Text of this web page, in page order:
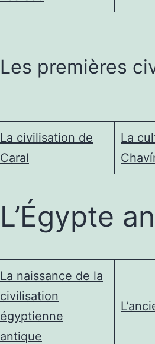
Les premières
La civilisation de
Caral
La
L’Égypte
La naissance de la
civilisation
égyptienne
antique